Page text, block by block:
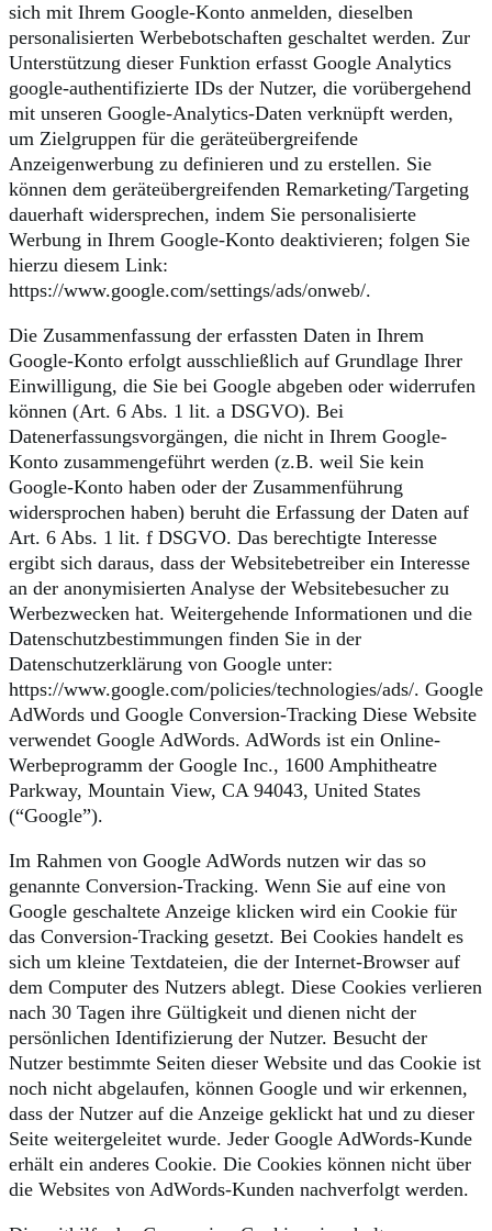
sich mit Ihrem Google-Konto anmelden, dieselben
personalisierten Werbebotschaften geschaltet werden. Zur
Unterstützung dieser Funktion erfasst Google Analytics
google-authentifizierte IDs der Nutzer, die vorübergehend
mit unseren Google-Analytics-Daten verknüpft werden,
um Zielgruppen für die geräteübergreifende
Anzeigenwerbung zu definieren und zu erstellen. Sie
können dem geräteübergreifenden Remarketing/Targeting
dauerhaft widersprechen, indem Sie personalisierte
Werbung in Ihrem Google-Konto deaktivieren; folgen Sie
hierzu diesem Link:
https://www.google.com/settings/ads/onweb/.
Die Zusammenfassung der erfassten Daten in Ihrem
Google-Konto erfolgt ausschließlich auf Grundlage Ihrer
Einwilligung, die Sie bei Google abgeben oder widerrufen
können (Art. 6 Abs. 1 lit. a DSGVO). Bei
Datenerfassungsvorgängen, die nicht in Ihrem Google-
Konto zusammengeführt werden (z.B. weil Sie kein
Google-Konto haben oder der Zusammenführung
widersprochen haben) beruht die Erfassung der Daten auf
Art. 6 Abs. 1 lit. f DSGVO. Das berechtigte Interesse
ergibt sich daraus, dass der Websitebetreiber ein Interesse
an der anonymisierten Analyse der Websitebesucher zu
Werbezwecken hat. Weitergehende Informationen und die
Datenschutzbestimmungen finden Sie in der
Datenschutzerklärung von Google unter:
https://www.google.com/policies/technologies/ads/. Google
AdWords und Google Conversion-Tracking Diese Website
verwendet Google AdWords. AdWords ist ein Online-
Werbeprogramm der Google Inc., 1600 Amphitheatre
Parkway, Mountain View, CA 94043, United States
(“Google”).
Im Rahmen von Google AdWords nutzen wir das so
genannte Conversion-Tracking. Wenn Sie auf eine von
Google geschaltete Anzeige klicken wird ein Cookie für
das Conversion-Tracking gesetzt. Bei Cookies handelt es
sich um kleine Textdateien, die der Internet-Browser auf
dem Computer des Nutzers ablegt. Diese Cookies verlieren
nach 30 Tagen ihre Gültigkeit und dienen nicht der
persönlichen Identifizierung der Nutzer. Besucht der
Nutzer bestimmte Seiten dieser Website und das Cookie ist
noch nicht abgelaufen, können Google und wir erkennen,
dass der Nutzer auf die Anzeige geklickt hat und zu dieser
Seite weitergeleitet wurde. Jeder Google AdWords-Kunde
erhält ein anderes Cookie. Die Cookies können nicht über
die Websites von AdWords-Kunden nachverfolgt werden.